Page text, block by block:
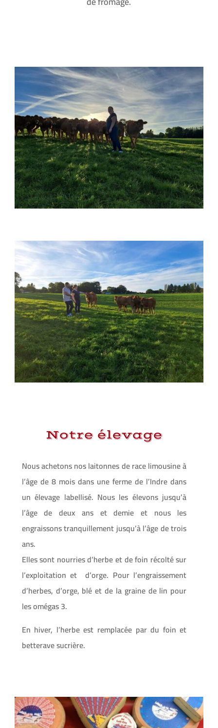
Notre élevage
Nous achetons nos laitonnes de race limousine à
l’âge de 8 mois dans une ferme de l’Indre dans
un élevage labellisé. Nous les élevons jusqu’à
l’âge de deux ans et demie et nous les
engraissons tranquillement jusqu’à l’âge de trois
ans.
Elles sont nourries d’herbe et de foin récolté sur
l’exploitation et d’orge. Pour l’engraissement
d’herbes, d’orge, blé et de la graine de lin pour
les omégas 3.
En hiver, l’herbe est remplacée par du foin et
betterave sucrière.